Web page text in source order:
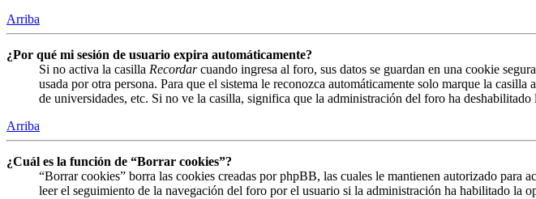
Arriba
¿Por qué mi sesión de usuario expira automáticamente?
Si no activa la casilla Recordarcuando ingresa al foro, sus datos se guardan en una cookie
usada por otra persona. Para que el sistema le reconozca automáticamente solo marque la
de universidades, etc. Si no ve la casilla, significa que la administración del foro ha deshabilitado
Arriba
¿Cuál es la función de “Borrar cookies”?
“Borrar cookies” borra las cookies creadas por phpBB, las cuales le mantienen autorizado
leer el seguimiento de la navegación del foro por el usuario si la administración ha habilitado la